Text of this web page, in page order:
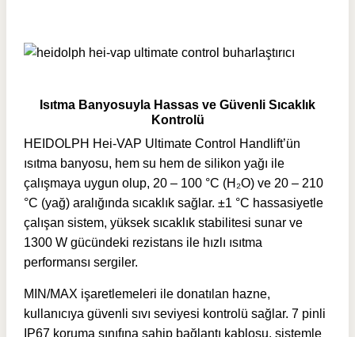
Isıtma Banyosuyla Hassas ve Güvenli Sıcaklık
Kontrolü
HEIDOLPH Hei-VAP Ultimate Control Handlift’ün
ısıtma banyosu, hem su hem de silikon yağı ile
çalışmaya uygun olup, 20 – 100 °C (H₂O) ve 20 – 210
°C (yağ) aralığında sıcaklık sağlar. ±1 °C hassasiyetle
çalışan sistem, yüksek sıcaklık stabilitesi sunar ve
1300 W gücündeki rezistans ile hızlı ısıtma
performansı sergiler.
MIN/MAX işaretlemeleri ile donatılan hazne,
kullanıcıya güvenli sıvı seviyesi kontrolü sağlar. 7 pinli
IP67 koruma sınıfına sahip bağlantı kablosu, sistemle